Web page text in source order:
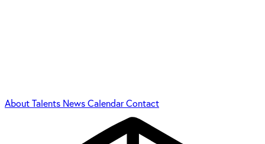
AboutTalents NewsCalendarContact